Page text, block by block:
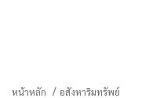
(เลือกมุมมอง)
หน้าหลัก
อสังหาริมทรัพย์